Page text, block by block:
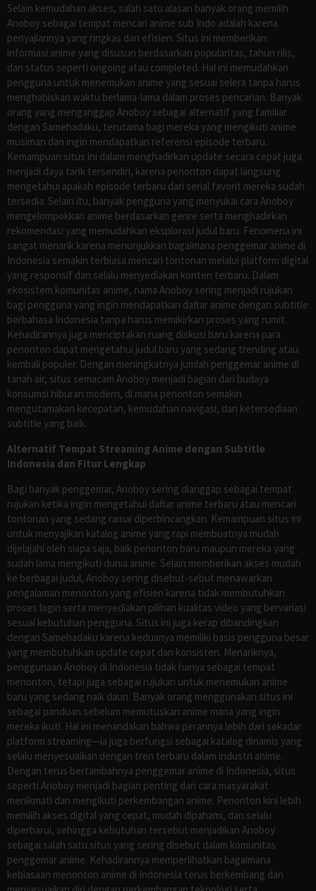
Selain kemudahan akses, salah satu alasan banyak orang memilih
Anoboy sebagai tempat mencari anime sub Indo adalah karena
penyajiannya yang ringkas dan efisien. Situs ini memberikan
informasi anime yang disusun berdasarkan popularitas, tahun rilis,
dan status seperti ongoing atau completed. Hal ini memudahkan
pengguna untuk menemukan anime yang sesuai selera tanpa harus
menghabiskan waktu berlama-lama dalam proses pencarian. Banyak
orang yang menganggap Anoboy sebagai alternatif yang familiar
dengan Samehadaku, terutama bagi mereka yang mengikuti anime
musiman dan ingin mendapatkan referensi episode terbaru.
Kemampuan situs ini dalam menghadirkan update secara cepat juga
menjadi daya tarik tersendiri, karena penonton dapat langsung
mengetahui apakah episode terbaru dari serial favorit mereka sudah
tersedia. Selain itu, banyak pengguna yang menyukai cara Anoboy
mengelompokkan anime berdasarkan genre serta menghadirkan
rekomendasi yang memudahkan eksplorasi judul baru. Fenomena ini
sangat menarik karena menunjukkan bagaimana penggemar anime di
Indonesia semakin terbiasa mencari tontonan melalui platform digital
yang responsif dan selalu menyediakan konten terbaru. Dalam
ekosistem komunitas anime, nama Anoboy sering menjadi rujukan
bagi pengguna yang ingin mendapatkan daftar anime dengan subtitle
berbahasa Indonesia tanpa harus memikirkan proses yang rumit.
Kehadirannya juga menciptakan ruang diskusi baru karena para
penonton dapat mengetahui judul baru yang sedang trending atau
kembali populer. Dengan meningkatnya jumlah penggemar anime di
tanah air, situs semacam Anoboy menjadi bagian dari budaya
konsumsi hiburan modern, di mana penonton semakin
mengutamakan kecepatan, kemudahan navigasi, dan ketersediaan
subtitle yang baik.
Alternatif Tempat Streaming Anime dengan Subtitle
Indonesia dan Fitur Lengkap
Bagi banyak penggemar, Anoboy sering dianggap sebagai tempat
rujukan ketika ingin mengetahui daftar anime terbaru atau mencari
tontonan yang sedang ramai diperbincangkan. Kemampuan situs ini
untuk menyajikan katalog anime yang rapi membuatnya mudah
dijelajahi oleh siapa saja, baik penonton baru maupun mereka yang
sudah lama mengikuti dunia anime. Selain memberikan akses mudah
ke berbagai judul, Anoboy sering disebut-sebut menawarkan
pengalaman menonton yang efisien karena tidak membutuhkan
proses login serta menyediakan pilihan kualitas video yang bervariasi
sesuai kebutuhan pengguna. Situs ini juga kerap dibandingkan
dengan Samehadaku karena keduanya memiliki basis pengguna besar
yang membutuhkan update cepat dan konsisten. Menariknya,
penggunaan Anoboy di Indonesia tidak hanya sebagai tempat
menonton, tetapi juga sebagai rujukan untuk menemukan anime
baru yang sedang naik daun. Banyak orang menggunakan situs ini
sebagai panduan sebelum memutuskan anime mana yang ingin
mereka ikuti. Hal ini menandakan bahwa perannya lebih dari sekadar
platform streaming—ia juga berfungsi sebagai katalog dinamis yang
selalu menyesuaikan dengan tren terbaru dalam industri anime.
Dengan terus bertambahnya penggemar anime di Indonesia, situs
seperti Anoboy menjadi bagian penting dari cara masyarakat
menikmati dan mengikuti perkembangan anime. Penonton kini lebih
memilih akses digital yang cepat, mudah dipahami, dan selalu
diperbarui, sehingga kebutuhan tersebut menjadikan Anoboy
sebagai salah satu situs yang sering disebut dalam komunitas
penggemar anime. Kehadirannya memperlihatkan bagaimana
kebiasaan menonton anime di Indonesia terus berkembang dan